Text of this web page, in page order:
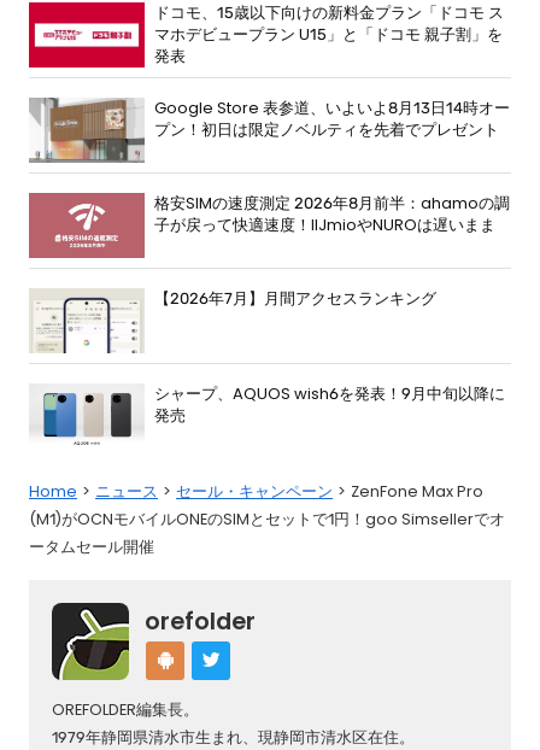
ドコモ、15歳以下向けの新料金プラン「ドコモ ス
マホデビュープラン U15」と「ドコモ 親子割」を
発表
Google Store 表参道、いよいよ8月13日14時オー
プン！初日は限定ノベルティを先着でプレゼント
格安SIMの速度測定 2026年8月前半：ahamoの調
子が戻って快適速度！IIJmioやNUROは遅いまま
【2026年7月】月間アクセスランキング
シャープ、AQUOS wish6を発表！9月中旬以降に
発売
Home ニュース セール・キャンペーン
ZenFone Max Pro
(M1)がOCNモバイルONEのSIMとセットで1円！goo Simsellerでオ
ータムセール開催
orefolder
OREFOLDER編集長。
1979年静岡県清水市生まれ、現静岡市清水区在住。